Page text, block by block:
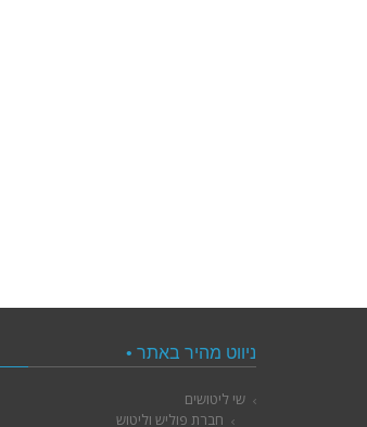
ניווט מהיר באתר •
שי ליטושים
חברת פוליש וליטוש